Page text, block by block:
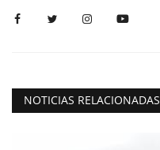
NOTICIAS RELACIONADAS